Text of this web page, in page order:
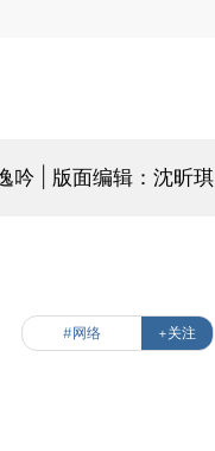
吟 | 版面编辑：沈昕琪
#网络 +关注